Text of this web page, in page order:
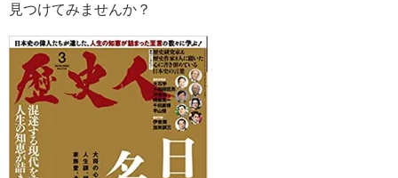
見つけてみませんか？